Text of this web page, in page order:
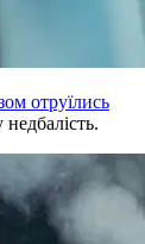
отруїлись